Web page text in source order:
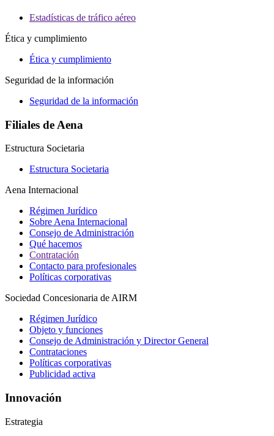
Estadísticas de tráfico aéreo
Ética y cumplimiento
Ética y cumplimiento
Seguridad de la información
Seguridad de la información
Filiales de Aena
Estructura Societaria
Estructura Societaria
Aena Internacional
Régimen Jurídico
Sobre Aena Internacional
Consejo de Administración
Qué hacemos
Contratación
Contacto para profesionales
Políticas corporativas
Sociedad Concesionaria de AIRM
Régimen Jurídico
Objeto y funciones
Consejo de Administración y Director General
Contrataciones
Políticas corporativas
Publicidad activa
Innovación
Estrategia